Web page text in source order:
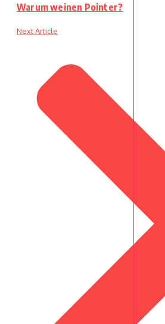
Warum weinen Pointer?
Next Article